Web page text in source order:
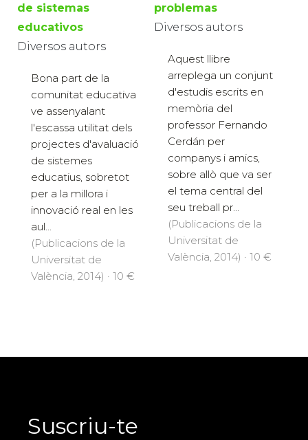
de sistemas
educativos
Diversos autors
Bona part de la
comunitat educativa
ve assenyalant
l'escassa utilitat dels
projectes d'avaluació
de sistemes
educatius, sobretot
per a la millora i
innovació real en les
aul...
(Publicacions de la
Universitat de
València, 2014) · 10 €
problemas
Diversos autors
Aquest llibre
arreplega un conjunt
d'estudis escrits en
memòria del
professor Fernando
Cerdán per
companys i amics,
sobre allò que va ser
el tema central del
seu treball pr...
(Publicacions de la
Universitat de
València, 2014) · 10 €
Suscriu-te